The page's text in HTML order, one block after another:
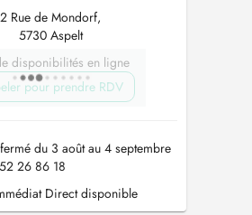
2 Rue de Mondorf,
5730 Aspelt
disponibilités en ligne
pour prendre RDV
du 3 août au 4 septembre
26 86 18
Direct disponible